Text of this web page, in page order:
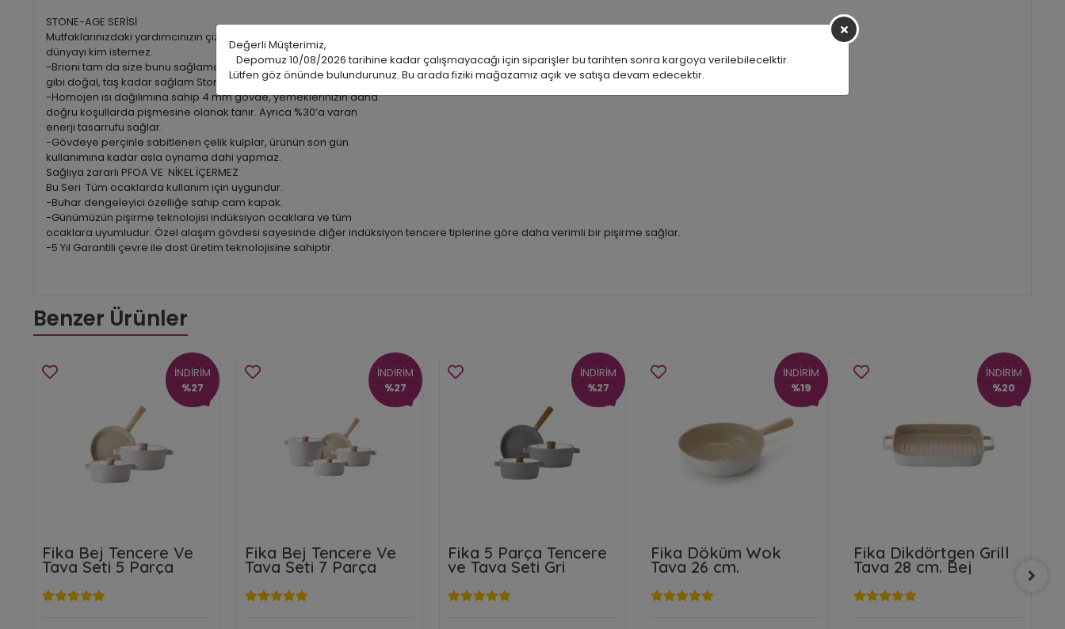
STONE-AGE SERİSİ
Mutfaklarınızdaki yardımcınızın çizilme korkusu olmadığı bir
dünyayı kim istemez.
-Brioni tam da size bunu sağlamak için taş
gibi doğal, taş kadar sağlam Stone-Age serisini sizlere sunuyor.
-Homojen ısı dağılımına sahip 4 mm gövde, yemeklerinizin daha
doğru koşullarda pişmesine olanak tanır. Ayrıca %30’a varan
enerji tasarrufu sağlar.
-Gövdeye perçinle sabitlenen çelik kulplar, ürünün son gün
kullanımına kadar asla oynama dahi yapmaz.
Sağlıya zararlı PFOA VE NİKEL İÇERMEZ
Bu Seri Tüm ocaklarda kullanım için uygundur.
-Buhar dengeleyici özelliğe sahip cam kapak.
-Günümüzün pişirme teknolojisi indüksiyon ocaklara ve tüm
ocaklara uyumludur. Özel alaşım gövdesi sayesinde diğer indüksiyon tencere tiplerine göre daha verimli bir pişirme sağlar.
-5 Yıl Garantili çevre ile dost üretim teknolojisine sahiptir.
Benzer Ürünler
İNDİRİM
%27
Fika Bej Tencere Ve
Tava Seti 5 Parça
İNDİRİM
%27
Fika Bej Tencere Ve
Tava Seti 7 Parça
İNDİRİM
%27
Fika 5 Parça Tencere
ve Tava Seti Gri
İNDİRİM
%19
Fika Döküm Wok
Tava 26 cm.
İNDİRİM
%20
Fika Dikdörtgen Grill
Tava 28 cm. Bej
Değerli Müşterimiz,
Depomuz 10/08/2026 tarihine kadar çalışmayacağı için siparişler bu tarihten sonra kargoya verilebilecelktir.
Lütfen göz önünde bulundurunuz. Bu arada fiziki mağazamız açık ve satışa devam edecektir.